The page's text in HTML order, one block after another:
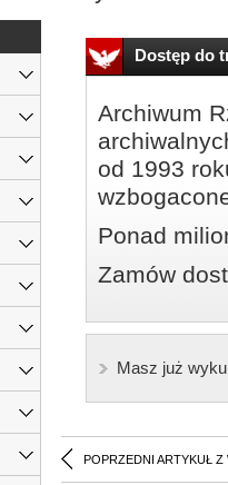
Dostęp do
Archiwum
od 1993
Ponad
Zamów
Masz już
POPRZEDNI ARTYKUŁ Z